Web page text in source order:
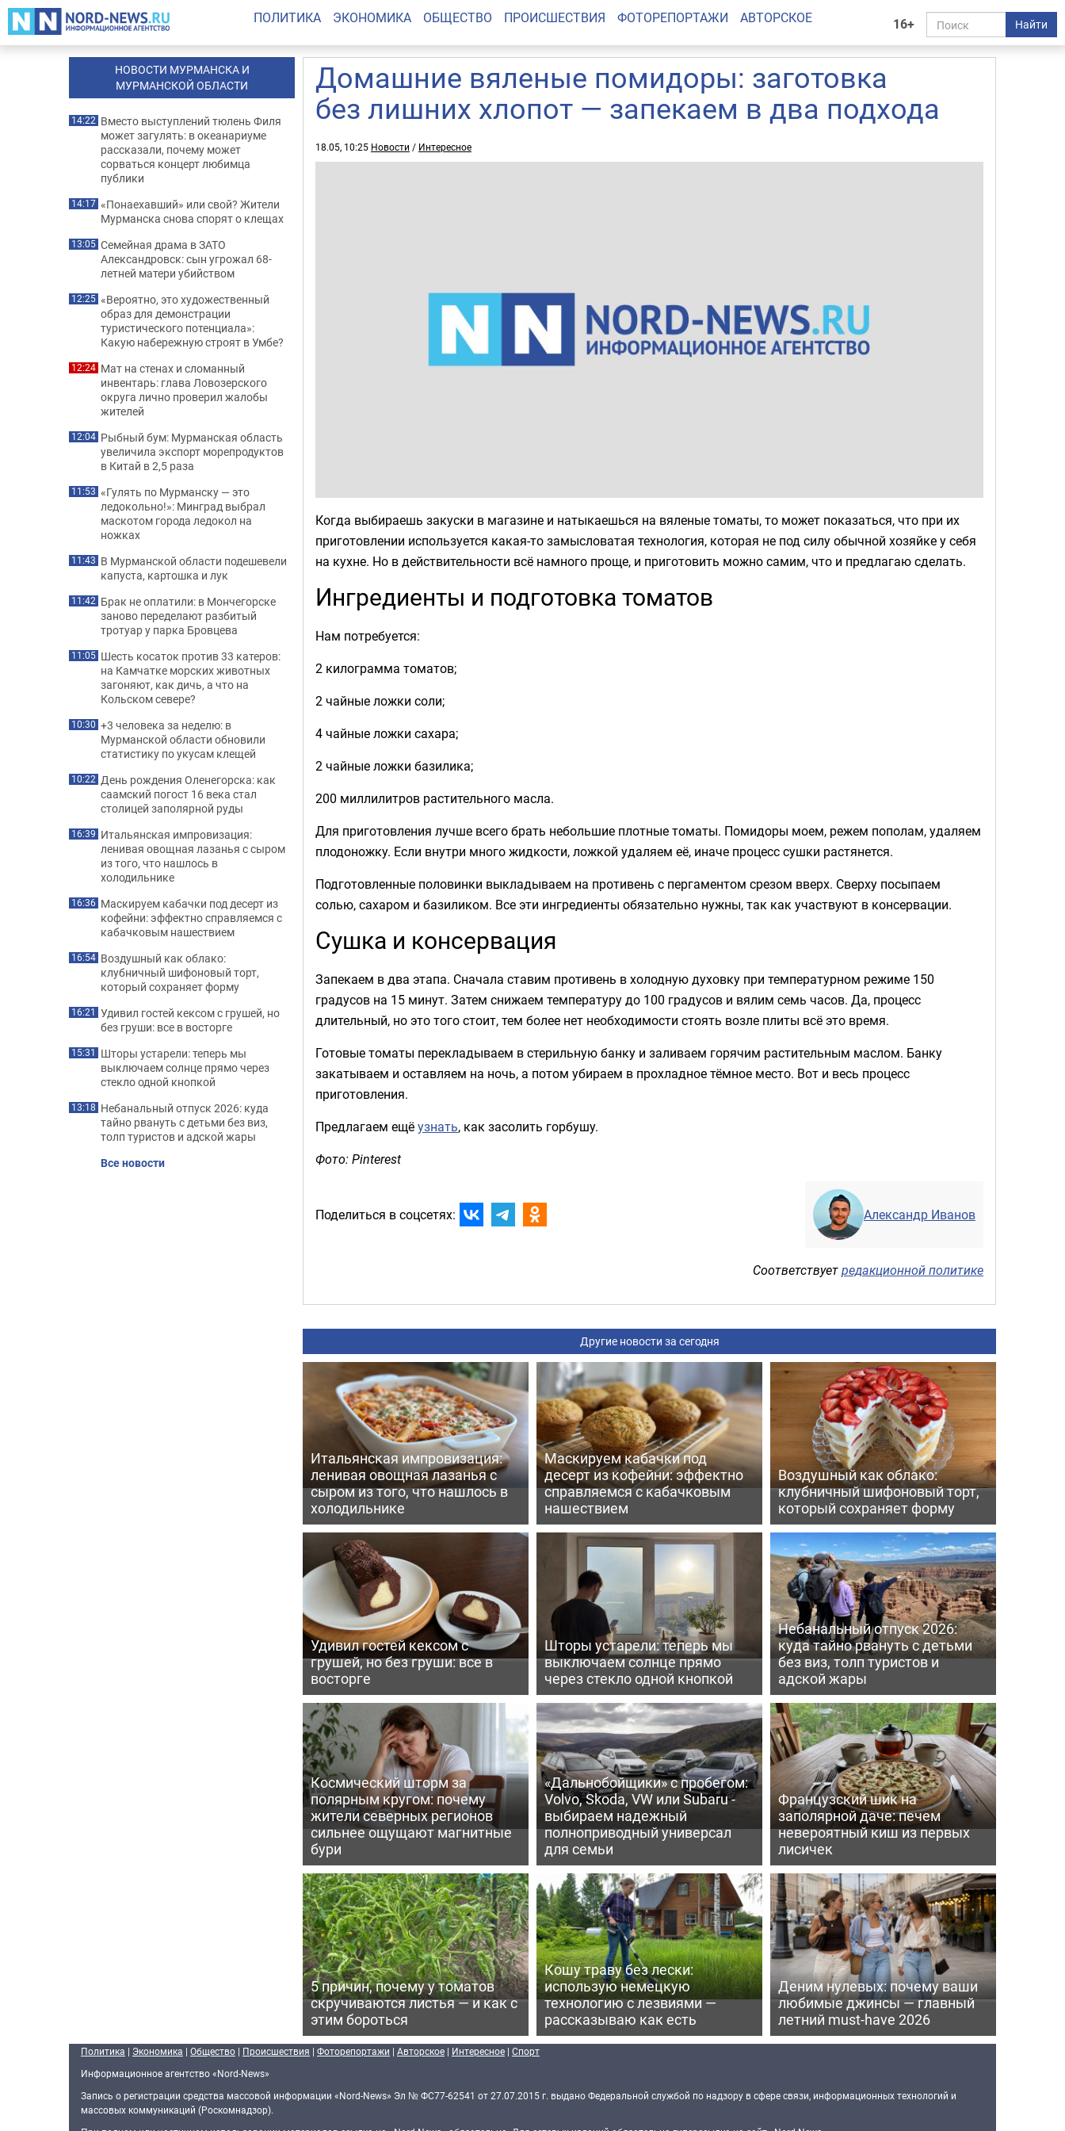
16+ Найти
ПОЛИТИКА ЭКОНОМИКА ОБЩЕСТВО ПРОИСШЕСТВИЯ ФОТОРЕПОРТАЖИ АВТОРСКОЕ
Домашние вяленые помидоры: заготовка
без лишних хлопот — запекаем в два подхода
18.05, 10:25 Новости / Интересное
Когда выбираешь закуски в магазине и натыкаешься на вяленые томаты, то может показаться, что при их
приготовлении используется какая-то замысловатая технология, которая не под силу обычной хозяйке у себя
на кухне. Но в действительности всё намного проще, и приготовить можно самим, что и предлагаю сделать.
Ингредиенты и подготовка томатов
Нам потребуется:
2 килограмма томатов;
2 чайные ложки соли;
4 чайные ложки сахара;
2 чайные ложки базилика;
200 миллилитров растительного масла.
Для приготовления лучше всего брать небольшие плотные томаты. Помидоры моем, режем пополам, удаляем
плодоножку. Если внутри много жидкости, ложкой удаляем её, иначе процесс сушки растянется.
Подготовленные половинки выкладываем на противень с пергаментом срезом вверх. Сверху посыпаем
солью, сахаром и базиликом. Все эти ингредиенты обязательно нужны, так как участвуют в консервации.
Сушка и консервация
Запекаем в два этапа. Сначала ставим противень в холодную духовку при температурном режиме 150
градусов на 15 минут. Затем снижаем температуру до 100 градусов и вялим семь часов. Да, процесс
длительный, но это того стоит, тем более нет необходимости стоять возле плиты всё это время.
Готовые томаты перекладываем в стерильную банку и заливаем горячим растительным маслом. Банку
закатываем и оставляем на ночь, а потом убираем в прохладное тёмное место. Вот и весь процесс
приготовления.
Предлагаем ещёузнать, как засолить горбушу.
Фото: Pinterest
Поделиться в соцсетях: Александр Иванов
Соответствуетредакционной политике
Другие новости за сегодня
Итальянская импровизация:
ленивая овощная лазанья с
сыром из того, что нашлось в
холодильнике
Маскируем кабачки под
десерт из кофейни: эффектно
справляемся с кабачковым
нашествием
Воздушный как облако:
клубничный шифоновый торт,
который сохраняет форму
Удивил гостей кексом с
грушей, но без груши: все в
восторге
Шторы устарели: теперь мы
выключаем солнце прямо
через стекло одной кнопкой
Небанальный отпуск 2026:
куда тайно рвануть с детьми
без виз, толп туристов и
адской жары
Космический шторм за
полярным кругом: почему
жители северных регионов
сильнее ощущают магнитные
бури
«Дальнобойщики» с пробегом:
Volvo, Skoda, VW или Subaru -
выбираем надежный
полноприводный универсал
для семьи
Французский шик на
заполярной даче: печем
невероятный киш из первых
лисичек
5 причин, почему у томатов
скручиваются листья — и как с
этим бороться
Кошу траву без лески:
использую немецкую
технологию с лезвиями —
рассказываю как есть
Деним нулевых: почему ваши
любимые джинсы — главный
летний must-have 2026
НОВОСТИ МУРМАНСКА И
МУРМАНСКОЙ ОБЛАСТИ
14:22 Вместо выступлений тюлень Филя
может загулять: в океанариуме
рассказали, почему может
сорваться концерт любимца
публики
14:17 «Понаехавший» или свой? Жители
Мурманска снова спорят о клещах
13:05 Семейная драма в ЗАТО
Александровск: сын угрожал 68-
летней матери убийством
12:25 «Вероятно, это художественный
образ для демонстрации
туристического потенциала»:
Какую набережную строят в Умбе?
12:24 Мат на стенах и сломанный
инвентарь: глава Ловозерского
округа лично проверил жалобы
жителей
12:04 Рыбный бум: Мурманская область
увеличила экспорт морепродуктов
в Китай в 2,5 раза
11:53 «Гулять по Мурманску — это
ледокольно!»: Минград выбрал
маскотом города ледокол на
ножках
11:43 В Мурманской области подешевели
капуста, картошка и лук
11:42 Брак не оплатили: в Мончегорске
заново переделают разбитый
тротуар у парка Бровцева
11:05 Шесть косаток против 33 катеров:
на Камчатке морских животных
загоняют, как дичь, а что на
Кольском севере?
10:30 +3 человека за неделю: в
Мурманской области обновили
статистику по укусам клещей
10:22 День рождения Оленегорска: как
саамский погост 16 века стал
столицей заполярной руды
16:39 Итальянская импровизация:
ленивая овощная лазанья с сыром
из того, что нашлось в
холодильнике
16:36 Маскируем кабачки под десерт из
кофейни: эффектно справляемся с
кабачковым нашествием
16:54 Воздушный как облако:
клубничный шифоновый торт,
который сохраняет форму
16:21 Удивил гостей кексом с грушей, но
без груши: все в восторге
15:31 Шторы устарели: теперь мы
выключаем солнце прямо через
стекло одной кнопкой
13:18 Небанальный отпуск 2026: куда
тайно рвануть с детьми без виз,
толп туристов и адской жары
Все новости
Политика | Экономика | Общество | Происшествия | Фоторепортажи | Авторское | Интересное | Спорт
Информационное агентство «Nord-News»
Запись о регистрации средства массовой информации «Nord-News» Эл № ФС77-62541 от 27.07.2015 г. выдано Федеральной службой по надзору в сфере связи, информационных технологий и
массовых коммуникаций (Роскомнадзор).